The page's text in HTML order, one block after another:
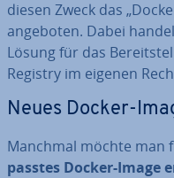
diesen Zweck das
angeboten. Dabei
Lösung für das
Registry im eigenen
Neues Docker-
Manchmal möchte man
pass­tes Docker-Image